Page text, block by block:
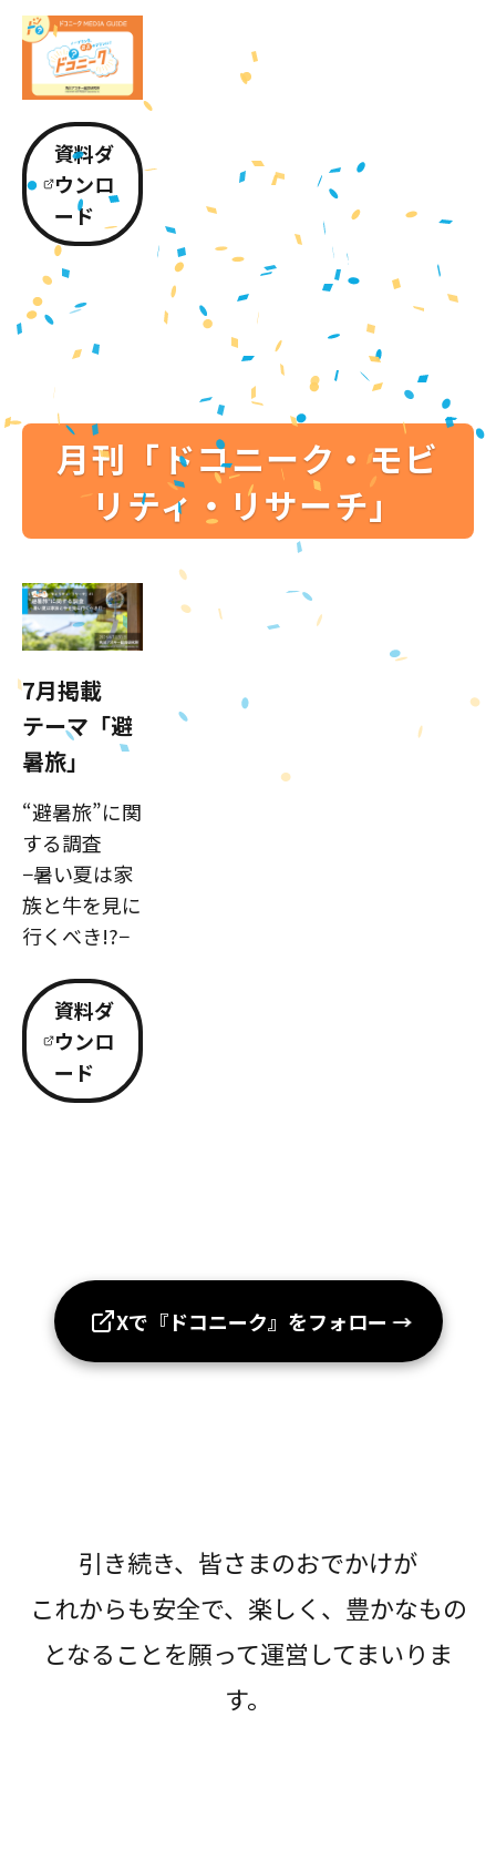
資料ダ
ウンロ
ード
月刊「ドコニーク・モビ
リティ・リサーチ」
7月掲載
テーマ「避
暑旅」
“避暑旅”に関
する調査
−暑い夏は家
族と牛を見に
行くべき!?−
資料ダ
ウンロ
ード
Xで『ドコニーク』をフォロー →
引き続き、皆さまのおでかけが
これからも安全で、楽しく、豊かなもの
となることを願って運営してまいりま
す。